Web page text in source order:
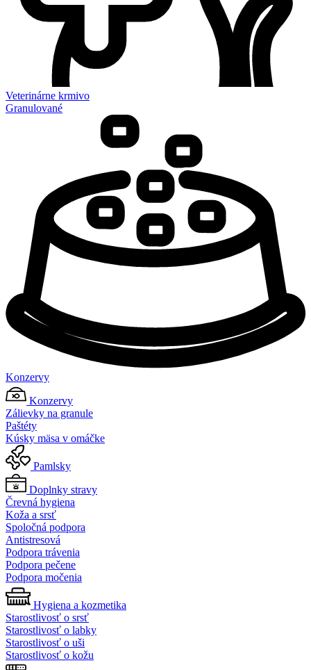
Veterinárne krmivo
Granulované
Konzervy
Konzervy
Zálievky na granule
Paštéty
Kúsky mäsa v omáčke
Pamlsky
Doplnky stravy
Črevná hygiena
Koža a srsť
Spoločná podpora
Antistresová
Podpora trávenia
Podpora pečene
Podpora močenia
Hygiena a kozmetika
Starostlivosť o srsť
Starostlivosť o labky
Starostlivosť o uši
Starostlivosť o kožu